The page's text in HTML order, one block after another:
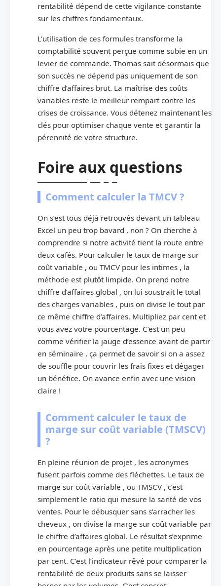
rentabilité dépend de cette vigilance constante
sur les chiffres fondamentaux.
L’utilisation de ces formules transforme la
comptabilité souvent perçue comme subie en un
levier de commande. Thomas sait désormais que
son succès ne dépend pas uniquement de son
chiffre d’affaires brut. La maîtrise des coûts
variables reste le meilleur rempart contre les
crises de croissance. Vous détenez maintenant les
clés pour optimiser chaque vente et garantir la
pérennité de votre structure.
Foire aux questions
Comment calculer la TMCV ?
On s’est tous déjà retrouvés devant un tableau
Excel un peu trop bavard , non ? On cherche à
comprendre si notre activité tient la route entre
deux cafés. Pour calculer le taux de marge sur
coût variable , ou TMCV pour les intimes , la
méthode est plutôt limpide. On prend notre
chiffre d’affaires global , on lui soustrait le total
des charges variables , puis on divise le tout par
ce même chiffre d’affaires. Multipliez par cent et
vous avez votre pourcentage. C’est un peu
comme vérifier la jauge d’essence avant de partir
en séminaire , ça permet de savoir si on a assez
de souffle pour couvrir les frais fixes et dégager
un bénéfice. On avance enfin avec une vision
claire !
Comment calculer le taux de
marge sur coût variable (TMSCV)
?
En pleine réunion de projet , les acronymes
fusent parfois comme des fléchettes. Le taux de
marge sur coût variable , ou TMSCV , c’est
simplement le ratio qui mesure la santé de vos
ventes. Pour le débusquer sans s’arracher les
cheveux , on divise la marge sur coût variable par
le chiffre d’affaires global. Le résultat s’exprime
en pourcentage après une petite multiplication
par cent. C’est l’indicateur rêvé pour comparer la
rentabilité de deux produits sans se laisser